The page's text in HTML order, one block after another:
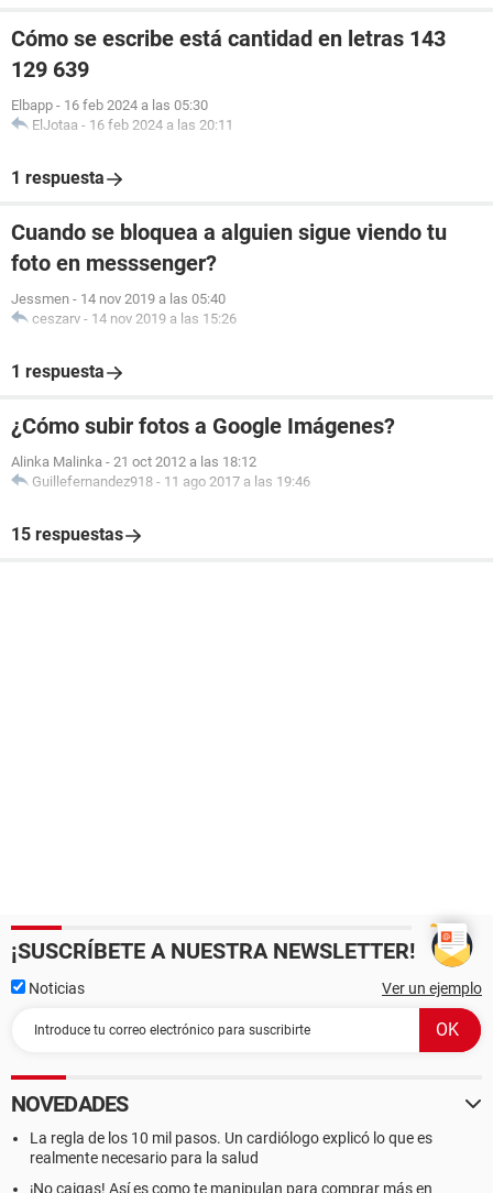
Cómo se escribe está cantidad en letras 143
129 639
Elbapp - 16 feb 2024 a las 05:30
ElJotaa - 16 feb 2024 a las 20:11
1 respuesta
Cuando se bloquea a alguien sigue viendo tu
foto en messsenger?
Jessmen - 14 nov 2019 a las 05:40
ceszarv - 14 nov 2019 a las 15:26
1 respuesta
¿Cómo subir fotos a Google Imágenes?
Alinka Malinka - 21 oct 2012 a las 18:12
Guillefernandez918 - 11 ago 2017 a las 19:46
15 respuestas
¡SUSCRÍBETE A NUESTRA NEWSLETTER!
Noticias Ver un ejemplo
NOVEDADES
La regla de los 10 mil pasos. Un cardiólogo explicó lo que es
realmente necesario para la salud
¡No caigas! Así es como te manipulan para comprar más en